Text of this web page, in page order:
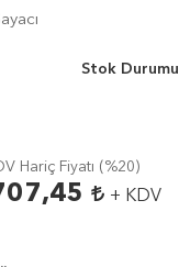
Stok Durumu
Hariç Fiyatı ( %20 )
+ KDV